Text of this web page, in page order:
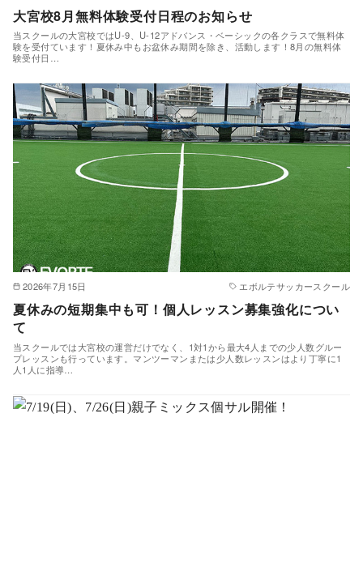
大宮校8月無料体験受付日程のお知らせ
当スクールの大宮校ではU-9、U-12アドバンス・ベーシックの各クラスで無料体
験を受付ています！夏休み中もお盆休み期間を除き、活動します！8月の無料体
験受付日…
2026年7月15日 エボルテサッカースクール
夏休みの短期集中も可！個人レッスン募集強化につい
て
当スクールでは大宮校の運営だけでなく、1対1から最大4人までの少人数グルー
プレッスンも行っています。マンツーマンまたは少人数レッスンはより丁寧に1
人1人に指導…